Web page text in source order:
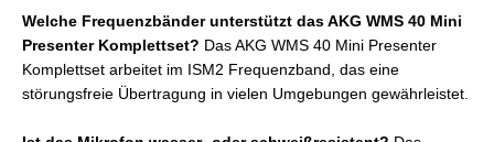
Welche Frequenzbänder unterstützt das AKG WMS 40 Mini
Presenter Komplettset? Das AKG WMS 40 Mini Presenter
Komplettset arbeitet im ISM2 Frequenzband, das eine
störungsfreie Übertragung in vielen Umgebungen gewährleistet.